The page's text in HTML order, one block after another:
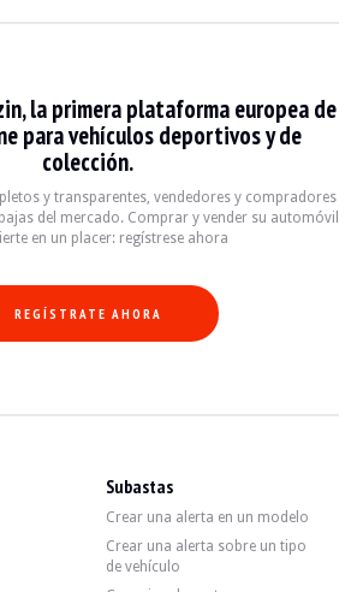
produite entre 2018 et 2022, est un coupé sportif
Moteur Puissance
V6 3.0L Twin-Turbo 340 ch
anuncios de BMW Serie 8 g14 / g15 en venta.
g14 / g15 — Vendido
la primera plataforma europea de
para vehículos deportivos y de
colección.
y transparentes, vendedores y compradores
del mercado. Comprar y vender su automóvil
en un placer: regístrese ahora
REGÍSTRATE AHORA
Subastas
Crear una alerta en un modelo
Crear una alerta sobre un tipo
de vehículo